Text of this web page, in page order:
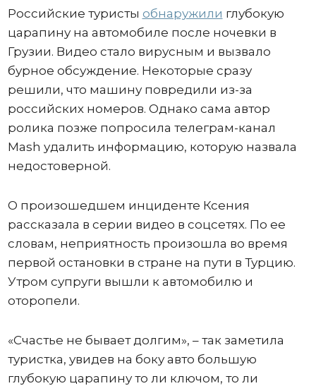
Российские туристы обнаружили глубокую
царапину на автомобиле после ночевки в
Грузии. Видео стало вирусным и вызвало
бурное обсуждение. Некоторые сразу
решили, что машину повредили из-за
российских номеров. Однако сама автор
ролика позже попросила телеграм-канал
Mash удалить информацию, которую назвала
недостоверной.
О произошедшем инциденте Ксения
рассказала в серии видео в соцсетях. По ее
словам, неприятность произошла во время
первой остановки в стране на пути в Турцию.
Утром супруги вышли к автомобилю и
оторопели.
«Счастье не бывает долгим», – так заметила
туристка, увидев на боку авто большую
глубокую царапину то ли ключом, то ли